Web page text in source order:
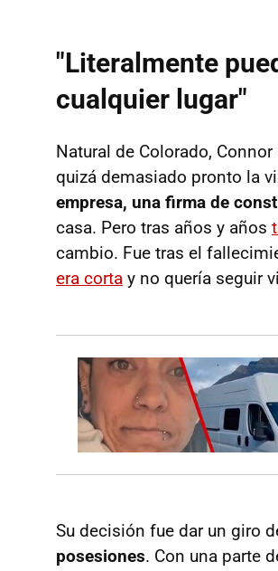
"Literalmente
cualquier lugar"
Natural de Colorado,
quizá demasiado pronto la
empresa, una firma de
casa. Pero tras años y años
cambio. Fue tras el
era corta y no quería seguir
Su decisión fue dar un giro
posesiones. Con una parte